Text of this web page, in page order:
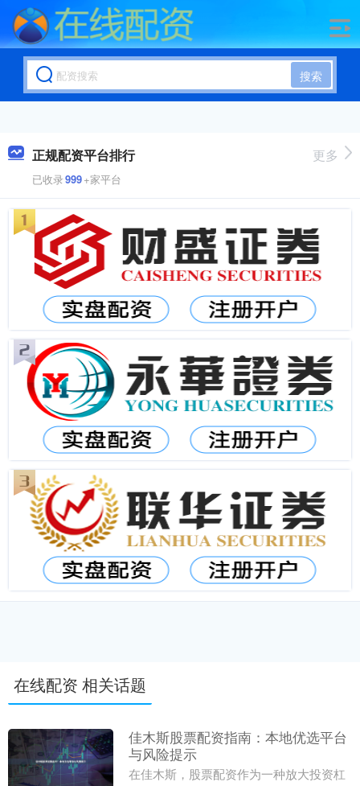
搜索
正规配资平台排行
已收录999+家平台
更多
在线配资 相关话题
佳木斯股票配资指南：本地优选平台
与风险提示
在佳木斯，股票配资作为一种放大投资杠